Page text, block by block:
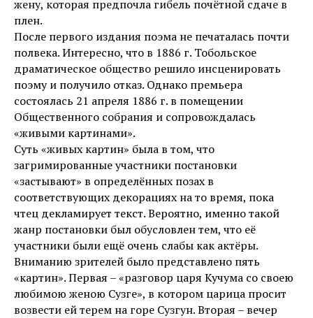
жену, которая предпочла гибель почётной сдаче в
плен.
После первого издания поэма не печаталась почти
полвека. Интересно, что в 1886 г. Тобольское
драматическое общество решило инсценировать
поэму и получило отказ. Однако премьера
состоялась 21 апреля 1886 г. в помещении
Общественного собрания и сопровождалась
«живыми картинами».
Суть «живых картин» была в том, что
загримированные участники постановки
«застывают» в определённых позах в
соответствующих декорациях на то время, пока
чтец декламирует текст. Вероятно, именно такой
жанр постановки был обусловлен тем, что её
участники были ещё очень слабы как актёры.
Вниманию зрителей было представлено пять
«картин». Первая – «разговор царя Кучума со своею
любимою женою Сузге», в котором царица просит
возвести ей терем на горе Сузгун. Вторая – вечер